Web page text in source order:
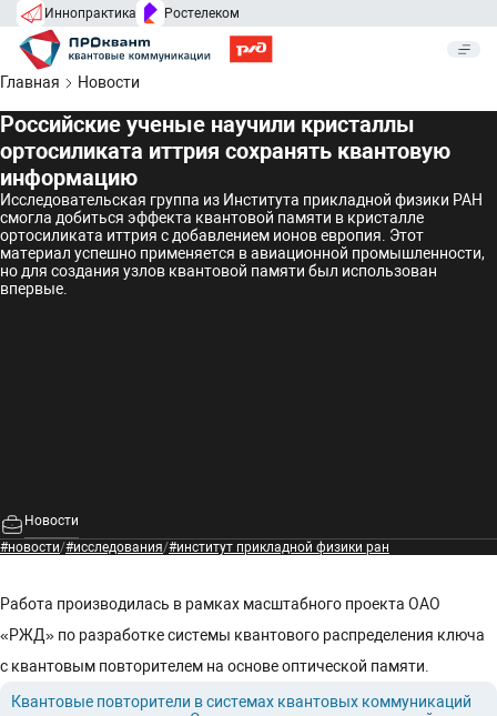
Иннопрактика Ростелеком
Главная Новости
Российские ученые научили кристаллы
ортосиликата иттрия сохранять квантовую
информацию
Исследовательская группа из Института прикладной физики РАН
смогла добиться эффекта квантовой памяти в кристалле
ортосиликата иттрия с добавлением ионов европия. Этот
материал успешно применяется в авиационной промышленности,
но для создания узлов квантовой памяти был использован
впервые.
Новости
#новости/#исследования/#институт прикладной физики ран
Работа производилась в рамках масштабного проекта ОАО
«РЖД» по разработке системы квантового распределения ключа
с квантовым повторителем на основе оптической памяти.
Квантовые повторители в системах квантовых коммуникаций